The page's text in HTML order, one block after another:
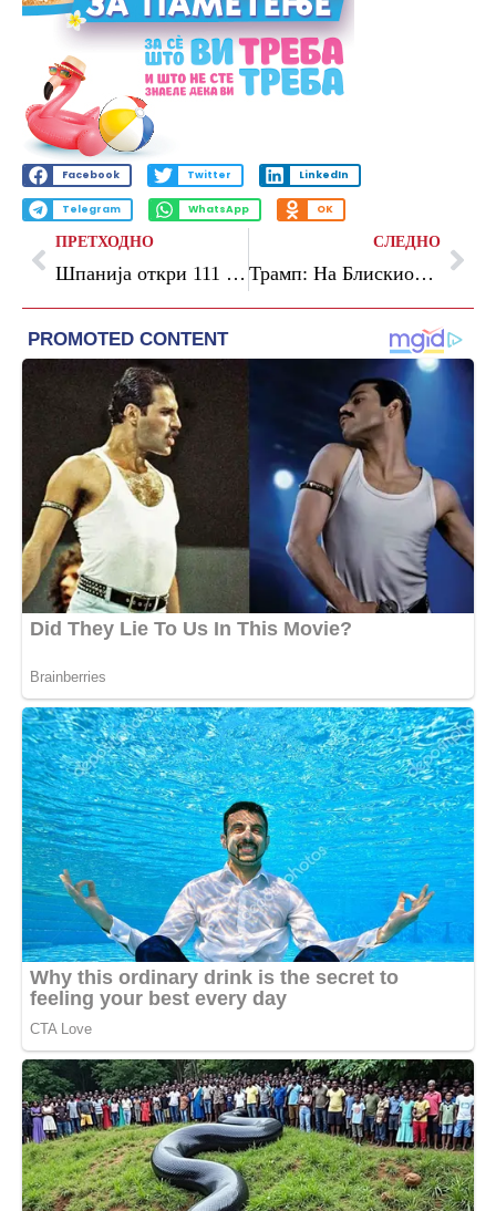
Facebook Twitter LinkedIn
Telegram WhatsApp OK
ПРЕТХОДНО
Шпанија откри 111 случаи на редок рак поврзан со импланти за гради
СЛЕДНО
Трамп: На Блискиот Исток примирје е кога се пука на поумерен начин